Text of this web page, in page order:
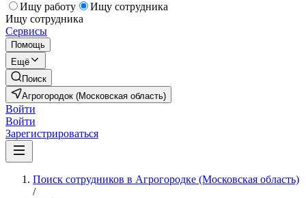
Ищу работу
Ищу сотрудника
Ищу сотрудника
Сервисы
Помощь
Ещё
Поиск
Агрогородок (Московская область)
Войти
Войти
Зарегистрироваться
Поиск сотрудников в Агрогородке (Московская область)
/